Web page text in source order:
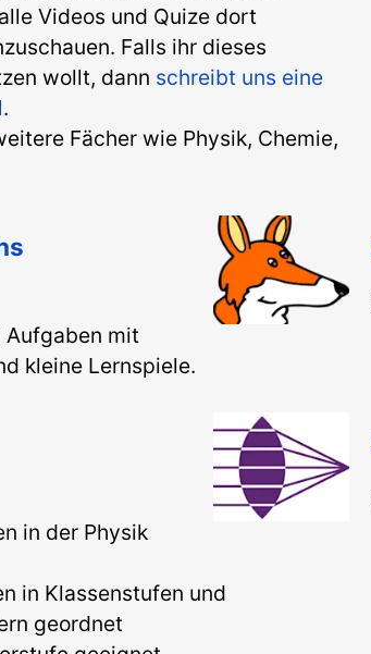
Videos und Quize dort
Falls ihr dieses
wollt, dann schreibt uns eine
.
Fächer wie Physik, Chemie,
mit
kleine Lernspiele.
in der Physik
in Klassenstufen und
geordnet